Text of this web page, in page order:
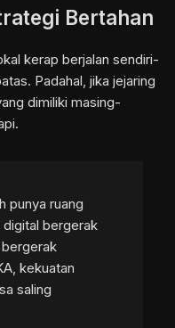
Bertahan
kerap berjalan sendiri-
Padahal, jika jejaring
dimiliki masing-
punya ruang
digital bergerak
kekuatan
saling